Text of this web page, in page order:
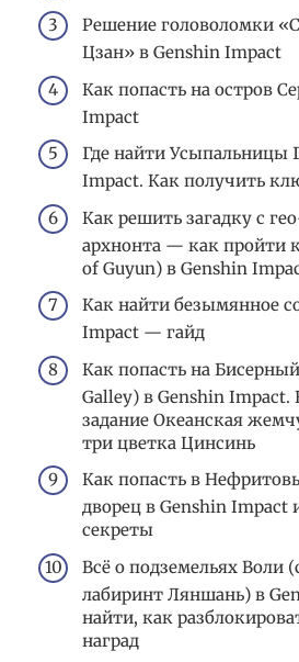
Решение головоломки
Цзан» в Genshin Impact
Как попасть на остров
Impact
Где найти Усыпальницы
Impact. Как получить
Как решить загадку с
архнонта — как пройти
of Guyun) в Genshin
Как найти безымянное
Impact — гайд
Как попасть на
Galley) в Genshin
задание Океанская
три цветка Цинсинь
Как попасть в
дворец в Genshin Impact
секреты
Всё о подземельях Воли
лабиринт Ляншань) в
найти, как
наград